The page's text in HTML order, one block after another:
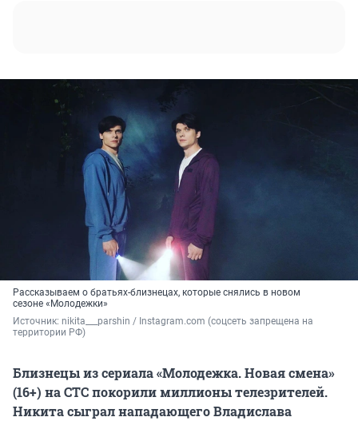
Рассказываем о братьях-близнецах, которые снялись в новом
сезоне «Молодежки»
Источник: nikita___parshin / Instagram.com (соцсеть запрещена на
территории РФ)
Близнецы из сериала «Молодежка. Новая смена»
(16+) на СТС покорили миллионы телезрителей.
Никита сыграл нападающего Владислава